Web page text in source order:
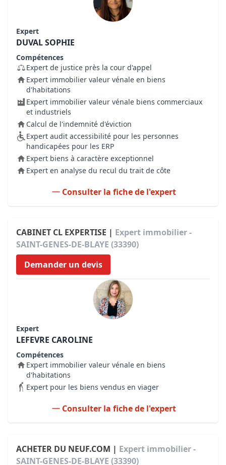
Expert
DUVAL SOPHIE
Compétences
Expert de justice près la cour d'appel
Expert immobilier valeur vénale en biens
d'habitations
Expert immobilier valeur vénale biens commerciaux
et industriels
Calcul de l'indemnité d'éviction
Expert audit accessibilité pour les personnes
handicapées pour les ERP
Expert biens à caractère exceptionnel
Expert en analyse du recul du trait de côte
Consulter la fiche de l'expert
CABINET CL EXPERTISE | Expert immobilier -
SAINT-GENES-DE-BLAYE (33390)
Demander un devis
Expert
LEFEVRE CAROLINE
Compétences
Expert immobilier valeur vénale en biens
d'habitations
Expert pour les biens vendus en viager
Consulter la fiche de l'expert
ACHETER DU NEUF.COM | Expert immobilier -
SAINT-GENES-DE-BLAYE (33390)